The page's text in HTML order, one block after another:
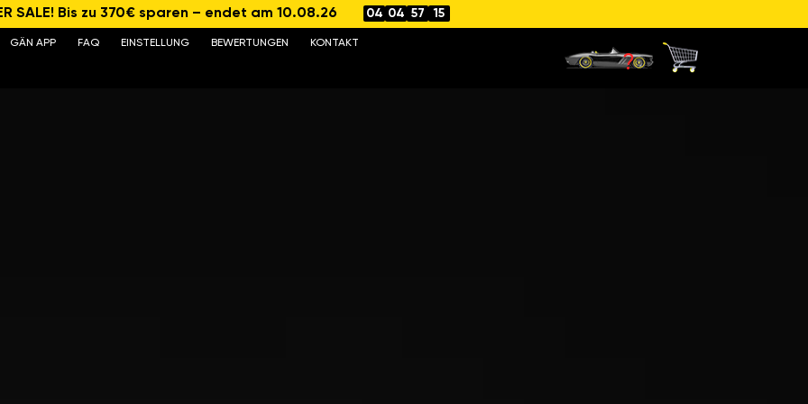
SALE! Bis zu 370€ sparen – endet am 10.08.26 04 04 57 14
GÄN APP FAQ EINSTELLUNG BEWERTUNGEN
KONTAKT